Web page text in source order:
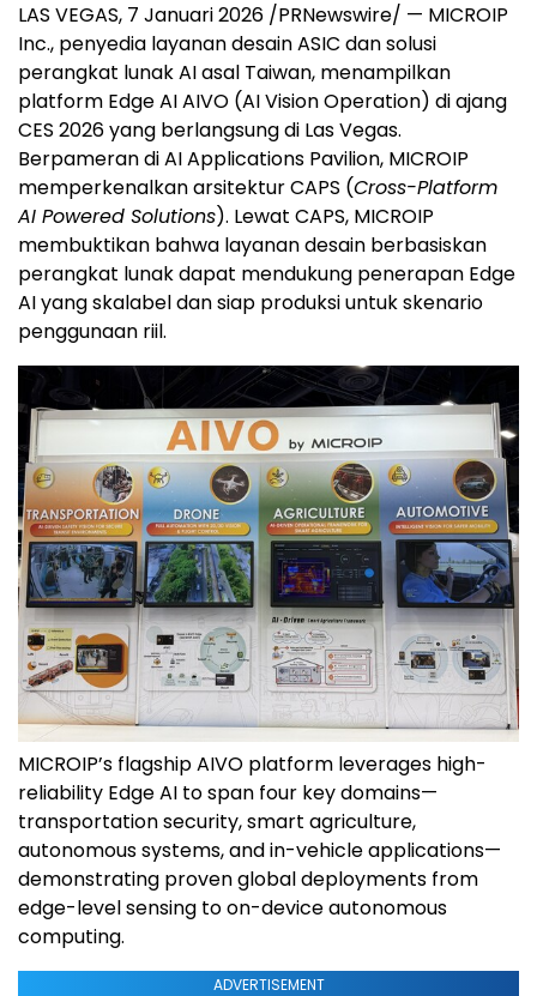
LAS VEGAS, 7 Januari 2026 /PRNewswire/ — MICROIP
Inc., penyedia layanan desain ASIC dan solusi
perangkat lunak AI asal Taiwan, menampilkan
platform Edge AI AIVO (AI Vision Operation) di ajang
CES 2026 yang berlangsung di Las Vegas.
Berpameran di AI Applications Pavilion, MICROIP
memperkenalkan arsitektur CAPS (Cross-Platform
AI Powered Solutions). Lewat CAPS, MICROIP
membuktikan bahwa layanan desain berbasiskan
perangkat lunak dapat mendukung penerapan Edge
AI yang skalabel dan siap produksi untuk skenario
penggunaan riil.
MICROIP’s flagship AIVO platform leverages high-
reliability Edge AI to span four key domains—
transportation security, smart agriculture,
autonomous systems, and in-vehicle applications—
demonstrating proven global deployments from
edge-level sensing to on-device autonomous
computing.
ADVERTISEMENT